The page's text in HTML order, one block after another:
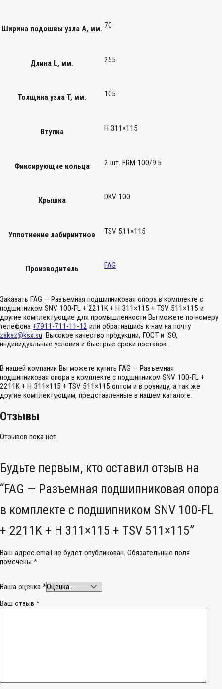
Ширина подошвы узла А, мм. 70
Длина L, мм. 255
Толщина узла T, мм. 105
Втулка H 311×115
Фиксирующие кольца 2 шт. FRM 100/9.5
Крышка DKV 100
Уплотнение лабиринтное TSV 511×115
Производитель FAG
Заказать FAG — Разъемная подшипниковая опора в комплекте с
подшипником SNV 100-FL + 2211K + H 311×115 + TSV 511×115 и
другие комплектующие для промышленности Вы можете по номеру
телефона +7911-711-11-12 или обратившись к нам на почту
zakaz@ksx.su. Высокое качество продукции, ГОСТ и ISO,
индивидуальные условия и быстрые сроки поставок.
В нашей компании Вы можете купить FAG — Разъемная
подшипниковая опора в комплекте с подшипником SNV 100-FL +
2211K + H 311×115 + TSV 511×115 оптом и в розницу, а так же
другие комплектующим, представленные в нашем каталоге.
Отзывы
Отзывов пока нет.
Будьте первым, кто оставил отзыв на
“FAG — Разъемная подшипниковая опора
в комплекте с подшипником SNV 100-FL
+ 2211K + H 311×115 + TSV 511×115”
Ваш адрес email не будет опубликован. Обязательные поля
помечены *
Ваша оценка *
Ваш отзыв *